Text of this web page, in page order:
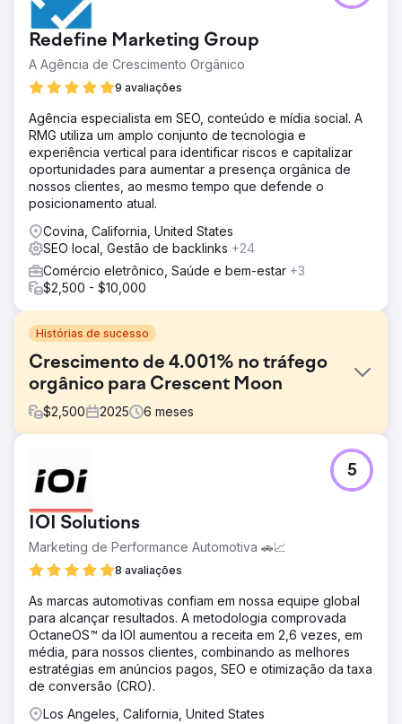
Redefine Marketing Group
A Agência de Crescimento Orgânico
9 avaliações
Agência especialista em SEO, conteúdo e mídia social. A
RMG utiliza um amplo conjunto de tecnologia e
experiência vertical para identificar riscos e capitalizar
oportunidades para aumentar a presença orgânica de
nossos clientes, ao mesmo tempo que defende o
posicionamento atual.
Covina, California, United States
SEO local, Gestão de backlinks +24
Comércio eletrônico, Saúde e bem-estar +3
$2,500 - $10,000
Histórias de sucesso
Crescimento de 4.001% no tráfego
orgânico para Crescent Moon
$2,500 2025 6 meses
A Crescent Moon Recovery precisava aumentar sua
visibilidade online e gerar mais admissões qualificadas
em um mercado de tratamento de dependência
altamente competitivo. O objetivo era melhorar o
posicionamento no Google, dominar as buscas locais e
criar uma fonte sustentável de leads orgânicos sem
depender exclusivamente de publicidade paga.
Solução
A Royal Reef Media desenvolveu uma estratégia
abrangente de SEO local focada na otimização do perfil
da empresa no Google, SEO on-page, otimização
técnica, pesquisa de palavras-chave, gestão de
citações, dados estruturados, estratégia de avaliações e
otimização de conteúdo. Ao fortalecer a visibilidade tanto
IOI Solutions
Marketing de Performance Automotiva 🚗📈
8 avaliações
5
As marcas automotivas confiam em nossa equipe global
para alcançar resultados. A metodologia comprovada
OctaneOS™ da IOI aumentou a receita em 2,6 vezes, em
média, para nossos clientes, combinando as melhores
estratégias em anúncios pagos, SEO e otimização da taxa
de conversão (CRO).
Los Angeles, California, United States